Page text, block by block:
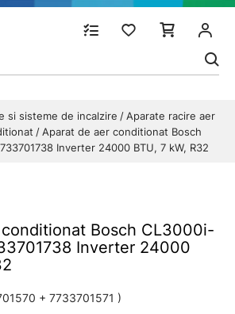
si sisteme de incalzire
Aparate racire aer
Aparat de aer conditionat Bosch
Inverter 24000 BTU, 7 kW, R32
Bosch CL3000i-
Inverter 24000
+ 7733701571 )